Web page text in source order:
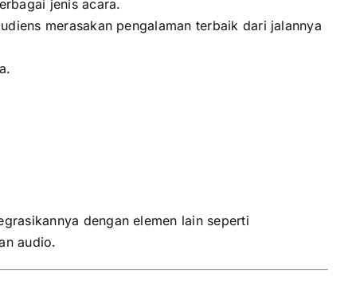
jenis acara.
merasakan pengalaman terbaik dari jalannya
dengan elemen lain seperti
audio.